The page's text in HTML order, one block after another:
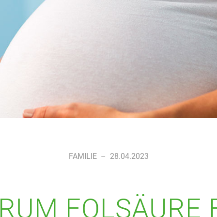
FAMILIE – 28.04.2023
FOLSÄURE